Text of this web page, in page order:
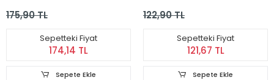
80 gr
175,90 TL
Sepetteki Fiyat
174,14 TL
Sepete Ekle
(105 g)
122,90 TL
Sepetteki Fiyat
121,67 TL
Sepete Ekle